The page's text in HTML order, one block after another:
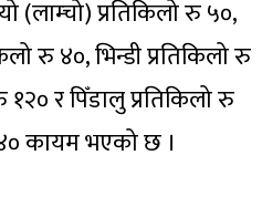
(लाम्चो) प्रतिकिलो रु ५०,
रु ४०, भिन्डी प्रतिकिलो रु
र पिँडालु प्रतिकिलो रु
कायम भएको छ ।